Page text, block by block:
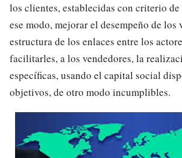
los clientes, establecidas con criterio
ese modo, mejorar el desempeño de los
estructura de los enlaces entre los
facilitarles, a los vendedores, la
específicas, usando el capital social
objetivos, de otro modo incumplibles.